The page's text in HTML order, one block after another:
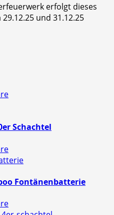
erfolgt dieses
und 31.12.25
zu
Gold
45s
Schachtel
zu
NICO
>>
10er
Fontänenbatterie
zu